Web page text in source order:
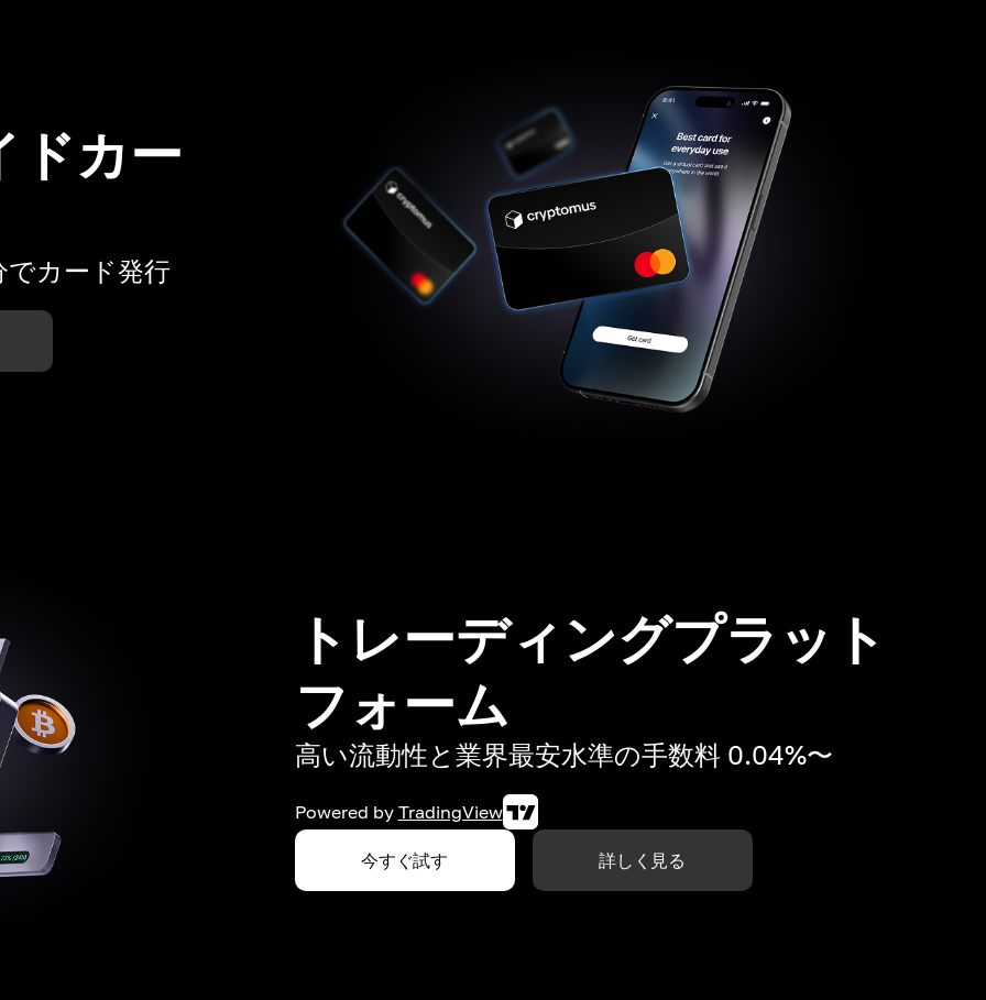
ドカー
でカード発行
トレーディングプラット
フォーム
高い流動性と業界最安水準の手数料 0.04%〜
Powered by TradingView
今すぐ試す 詳しく見る